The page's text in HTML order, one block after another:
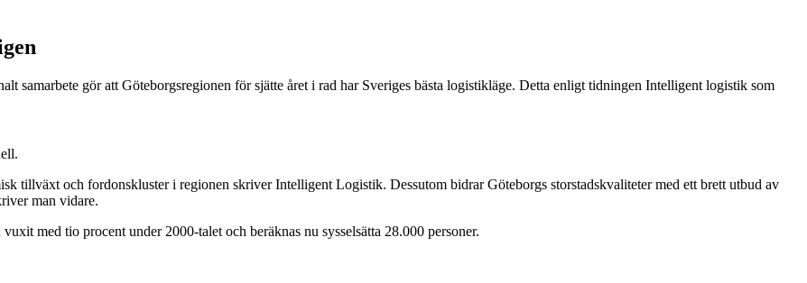
samarbete gör att Göteborgsregionen för sjätte året i rad har Sveriges bästa logistikläge. Detta enligt tidningen Intelligent logistik som
tillväxt och fordonskluster i regionen skriver Intelligent Logistik. Dessutom bidrar Göteborgs storstadskvaliteter med ett brett utbud av
man vidare.
med tio procent under 2000-talet och beräknas nu sysselsätta 28.000 personer.